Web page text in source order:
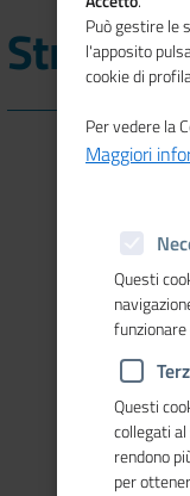
Struttura
Può gestire le
l'apposito
cookie di
Per vedere la
Maggiori
Questi
Questi
collegati
rendono
per